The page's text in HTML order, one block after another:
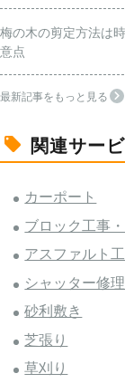
梅の木の剪定方法は
意点
最新記事をもっと見る
関連サー
カーポート
ブロック工事
アスファルト
シャッター修理
砂利敷き
芝張り
草刈り